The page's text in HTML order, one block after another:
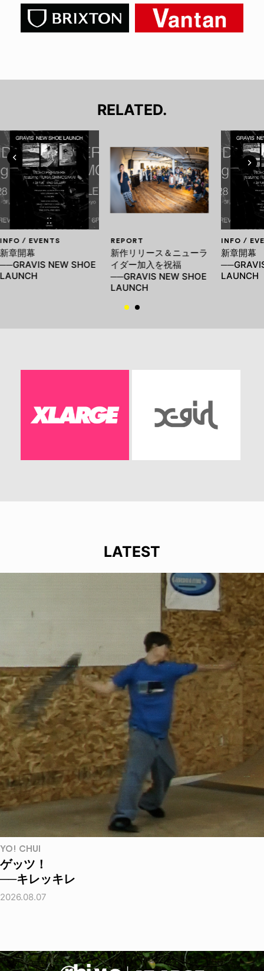
RELATED.
INFO / EVENTS
新章開幕
──GRAVIS NEW SHOE
LAUNCH
REPORT
新作リリース＆ニューラ
イダー加入を祝福
──GRAVIS NEW SHOE
LAUNCH
INFO /
新章開幕
LAUNCH
LATEST
YO! CHUI
ゲッツ！
──キレッキレ
2026.08.07